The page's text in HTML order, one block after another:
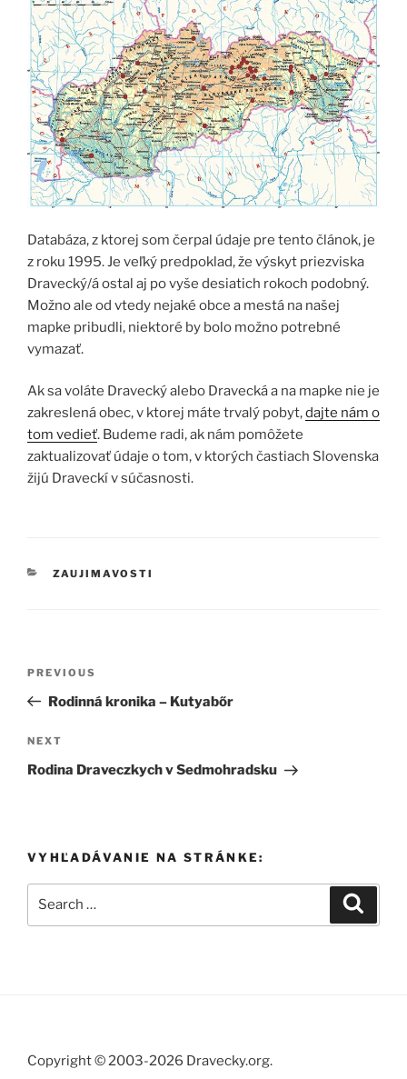
Databáza, z ktorej som čerpal údaje pre tento článok, je
z roku 1995. Je veľký predpoklad, že výskyt priezviska
Dravecký/á ostal aj po vyše desiatich rokoch podobný.
Možno ale od vtedy nejaké obce a mestá na našej
mapke pribudli, niektoré by bolo možno potrebné
vymazať.
Ak sa voláte Dravecký alebo Dravecká a na mapke nie je
zakreslená obec, v ktorej máte trvalý pobyt,dajte nám o
tom vedieť. Budeme radi, ak nám pomôžete
zaktualizovať údaje o tom, v ktorých častiach Slovenska
žijú Draveckí v súčasnosti.
CATEGORIES
ZAUJIMAVOSTI
Previous
Post
PREVIOUS
Rodinná kronika – Kutyabőr
Next
Post
NEXT
Rodina Draveczkych v Sedmohradsku
VYHĽADÁVANIE NA STRÁNKE:
Copyright © 2003-2026 Dravecky.org.